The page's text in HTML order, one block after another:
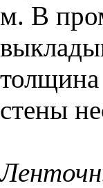
м. В
стены